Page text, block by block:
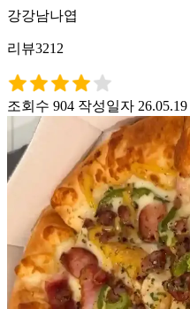
강강남나엽
리뷰3212
조회수 904 작성일자 26.05.19